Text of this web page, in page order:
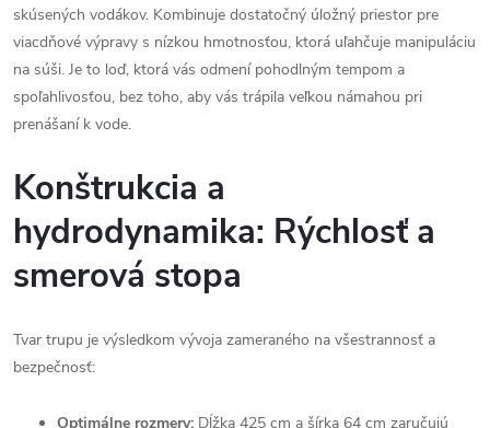
skúsených vodákov. Kombinuje dostatočný úložný priestor pre
viacdňové výpravy s nízkou hmotnosťou, ktorá uľahčuje manipuláciu
na súši. Je to loď, ktorá vás odmení pohodlným tempom a
spoľahlivosťou, bez toho, aby vás trápila veľkou námahou pri
prenášaní k vode.
Konštrukcia a
hydrodynamika: Rýchlosť a
smerová stopa
Tvar trupu je výsledkom vývoja zameraného na všestrannosť a
bezpečnosť:
Optimálne rozmery: Dĺžka 425 cm a šírka 64 cm zaručujú